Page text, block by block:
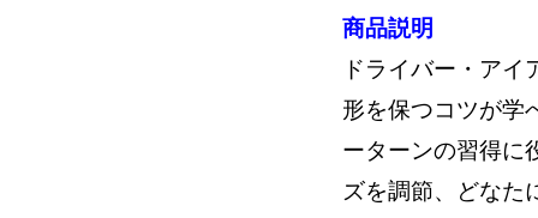
商品説明
ドライバー・ア
形を保つコツが学
ーターンの習得に
ズを調節、どなた